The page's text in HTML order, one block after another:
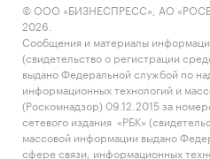
© ООО «БИЗНЕСПРЕСС», АО
2026.
Сообщения и материалы
(свидетельство о регистрации
выдано Федеральной службой по
информационных технологий и
(Роскомнадзор) 09.12.2015 за
сетевого издания «РБК»
массовой информации выдано
сфере связи, информационных